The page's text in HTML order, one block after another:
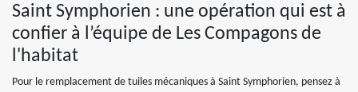
Saint Symphorien : une opération qui est à
confier à l’équipe de Les Compagons de
l'habitat
Pour le remplacement de tuiles mécaniques à Saint Symphorien, pensez à